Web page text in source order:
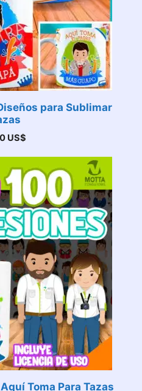
para Sublimar
US$
Toma Para Tazas